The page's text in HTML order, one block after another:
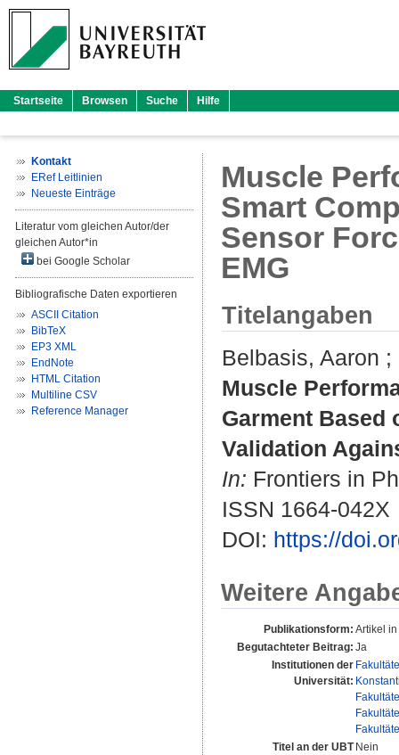
Startseite Browsen Suche Hilfe
Kontakt
ERef Leitlinien
Neueste Einträge
Literatur vom gleichen Autor/der
gleichen Autor*in
bei Google Scholar
Bibliografische Daten exportieren
ASCII Citation
BibTeX
EP3 XML
EndNote
HTML Citation
Multiline CSV
Reference Manager
Muscle
Smart
Sensor
EMG
Titelangaben
Belbasis, Aaron ;
Muscle
Garment Based
Validation
In: Frontiers in
ISSN 1664-042X
DOI: https://
Weitere
Publikationsform: Artikel
Begutachteter Beitrag: Ja
Institutionen der
Universität:
Titel an der UBT Nein